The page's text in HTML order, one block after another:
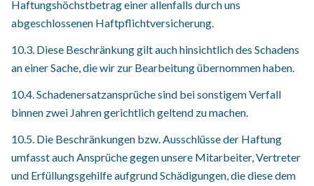
Haftungshöchstbetrag einer allenfalls durch uns
abgeschlossenen Haftpflichtversicherung.
10.3. Diese Beschränkung gilt auch hinsichtlich des Schadens
an einer Sache, die wir zur Bearbeitung übernommen haben.
10.4. Schadenersatzansprüche sind bei sonstigem Verfall
binnen zwei Jahren gerichtlich geltend zu machen.
10.5. Die Beschränkungen bzw. Ausschlüsse der Haftung
umfasst auch Ansprüche gegen unsere Mitarbeiter, Vertreter
und Erfüllungsgehilfe aufgrund Schädigungen, die diese dem